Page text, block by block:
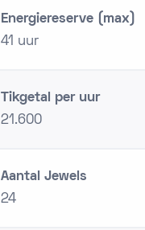
Energiereserve (max)
41 uur
Tikgetal per uur
21.600
Aantal Jewels
24